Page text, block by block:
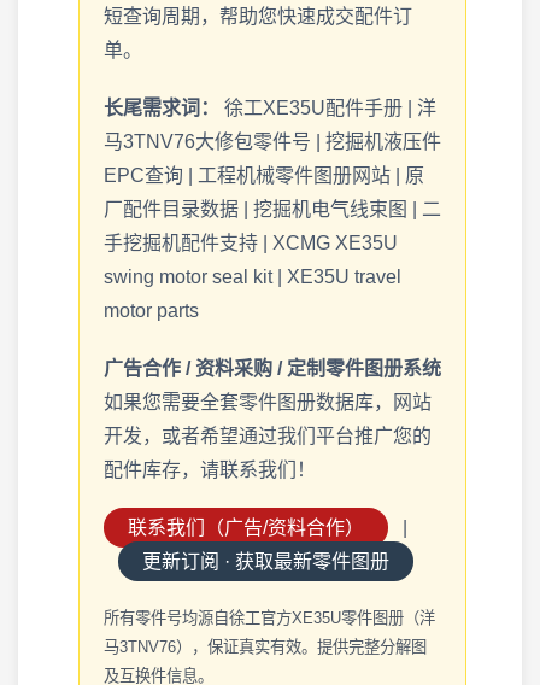
短查询周期，帮助您快速成交配件订
单。
长尾需求词：
徐工XE35U配件手册 | 洋
马3TNV76大修包零件号 | 挖掘机液压件
EPC查询 | 工程机械零件图册网站 | 原
厂配件目录数据 | 挖掘机电气线束图 | 二
手挖掘机配件支持 | XCMG XE35U
swing motor seal kit | XE35U travel
motor parts
广告合作 / 资料采购 / 定制零件图册系统
如果您需要全套零件图册数据库，网站
开发，或者希望通过我们平台推广您的
配件库存，请联系我们！
联系我们（广告/资料合作）
更新订阅 · 获取最新零件图册
所有零件号均源自徐工官方XE35U零件图册（洋
马3TNV76），保证真实有效。提供完整分解图
及互换件信息。